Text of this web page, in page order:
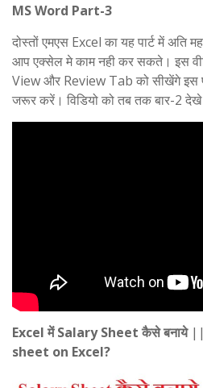
MS Word Part-3
दोस्तों एमएस Excel का यह पार्ट में अति
आप एक्सेल मे काम नही कर सकते। इस
View और Review Tab को सीखेंगे इस
जरूर करें। विडियो को तब तक बार-2
Excel में Salary Sheet कैसे बनाये||
sheet on Excel?